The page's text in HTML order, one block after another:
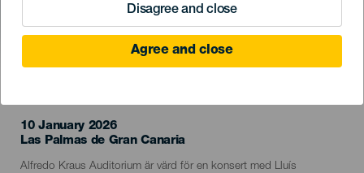
Disagree and close
Agree and close
10 January 2026
Localidad
Las Palmas de Gran Canaria
Descripción
Alfredo Kraus Auditorium är värd för en konsert med Lluís